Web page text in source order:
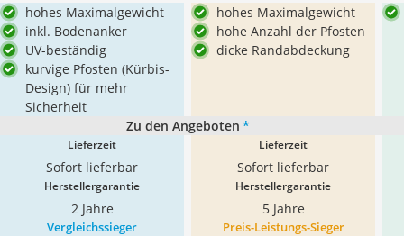
hohes Maximalgewicht
inkl. Bodenanker
UV-beständig
kurvige Pfosten (Kürbis-
Design) für mehr
Sicherheit
hohes Maximalgewicht
hohe Anzahl der Pfosten
dicke Randabdeckung
Zu den Angeboten *
Lieferzeit
Sofort lieferbar
Lieferzeit
Sofort lieferbar
Herstellergarantie
2 Jahre
Herstellergarantie
5 Jahre
Vergleichssieger Preis-Leistungs-Sieger